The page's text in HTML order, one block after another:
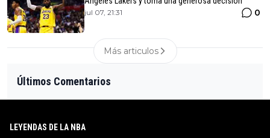
jul 07, 21:31 0
Más articulos
Últimos Comentarios
LEYENDAS DE LA NBA